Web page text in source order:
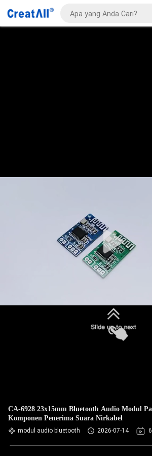
CA-6928 23x15mm Bluetooth Audio Modul
Komponen Penerima Suara Nirkabel
modul audio bluetooth 2026-07-14